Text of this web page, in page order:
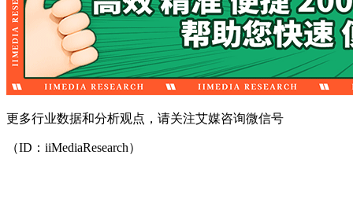
更多行业数据和分析观点，请关注艾媒咨询微信号
（ID：iiMediaResearch）